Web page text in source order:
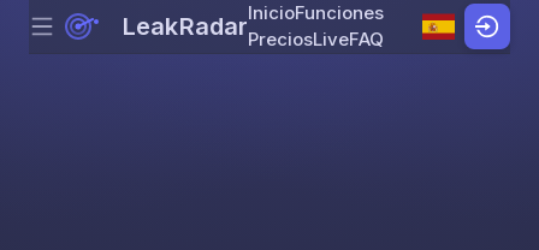
Skip to content
Menu LeakRadarInicioFunciones
PreciosLiveFAQ